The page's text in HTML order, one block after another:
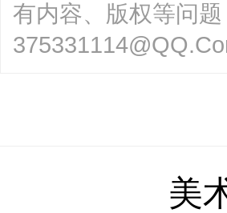
有内容、版权等问
美